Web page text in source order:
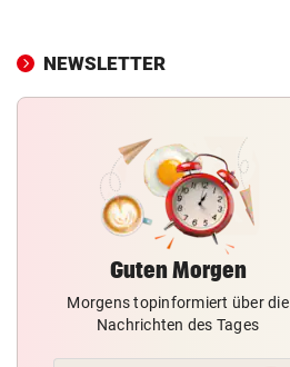
NEWSLETTER
Guten Morgen
Morgens topinformiert über die
Nachrichten des Tages